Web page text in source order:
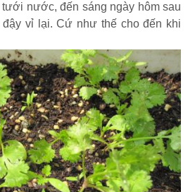
nước, đến sáng ngày hôm sau
vỉ lại. Cứ như thế cho đến khi